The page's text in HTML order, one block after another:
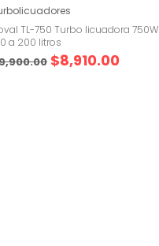
TL-750 Turbo licuadora 750W
a 200 litros
$8,910.00